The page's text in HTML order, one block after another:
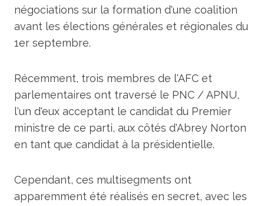
négociations sur la formation d'une coalition
avant les élections générales et régionales du
1er septembre.
Récemment, trois membres de l'AFC et
parlementaires ont traversé le PNC / APNU,
l'un d'eux acceptant le candidat du Premier
ministre de ce parti, aux côtés d'Abrey Norton
en tant que candidat à la présidentielle.
Cependant, ces multisegments ont
apparemment été réalisés en secret, avec les